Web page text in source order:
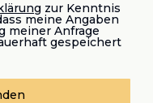
zur Kenntnis
meine Angaben
meiner Anfrage
gespeichert